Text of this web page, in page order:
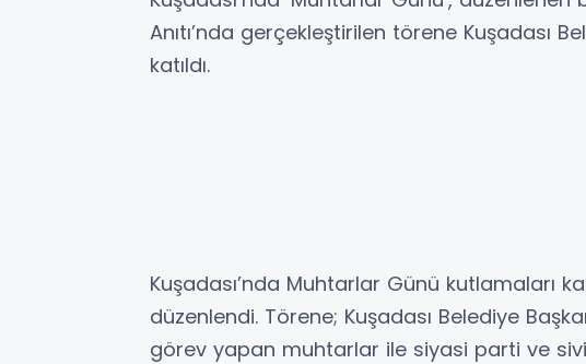
Anıtı’nda gerçekleştirilen törene Kuşadası
katıldı.
Kuşadası’nda Muhtarlar Günü kutlamaları
düzenlendi. Törene; Kuşadası Belediye
görev yapan muhtarlar ile siyasi parti ve